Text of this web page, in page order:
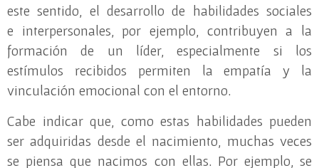
este sentido, el desarrollo de habilidades sociales
e interpersonales, por ejemplo, contribuyen a la
formación de un líder, especialmente si los
estímulos recibidos permiten la empatía y la
vinculación emocional con el entorno.
Cabe indicar que, como estas habilidades pueden
ser adquiridas desde el nacimiento, muchas veces
se piensa que nacimos con ellas. Por ejemplo, se